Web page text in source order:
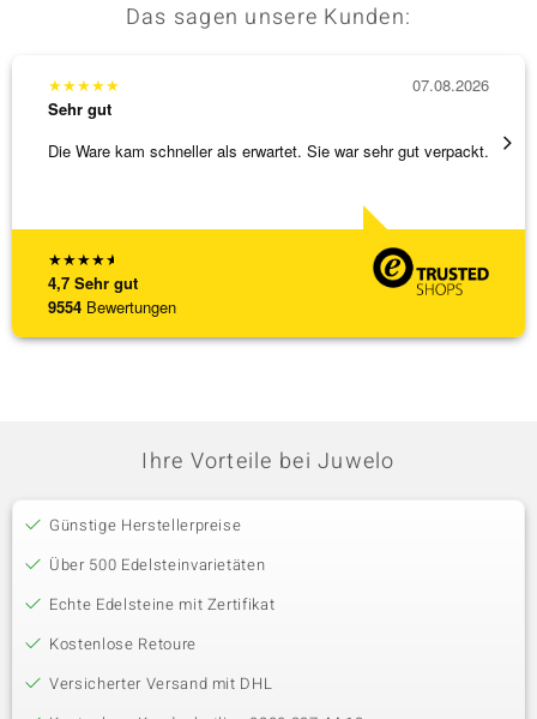
Das sagen unsere Kunden:
★★★★★
4,7 Sehr gut
9554 Bewertungen
★★★★★
Sehr gut
Die Ware kam schneller als erwartet. Sie war sehr gut verpackt.
07.08.2026
Ihre Vorteile bei Juwelo
Günstige Herstellerpreise
Über 500 Edelsteinvarietäten
Echte Edelsteine mit Zertifikat
Kostenlose Retoure
Versicherter Versand mit DHL